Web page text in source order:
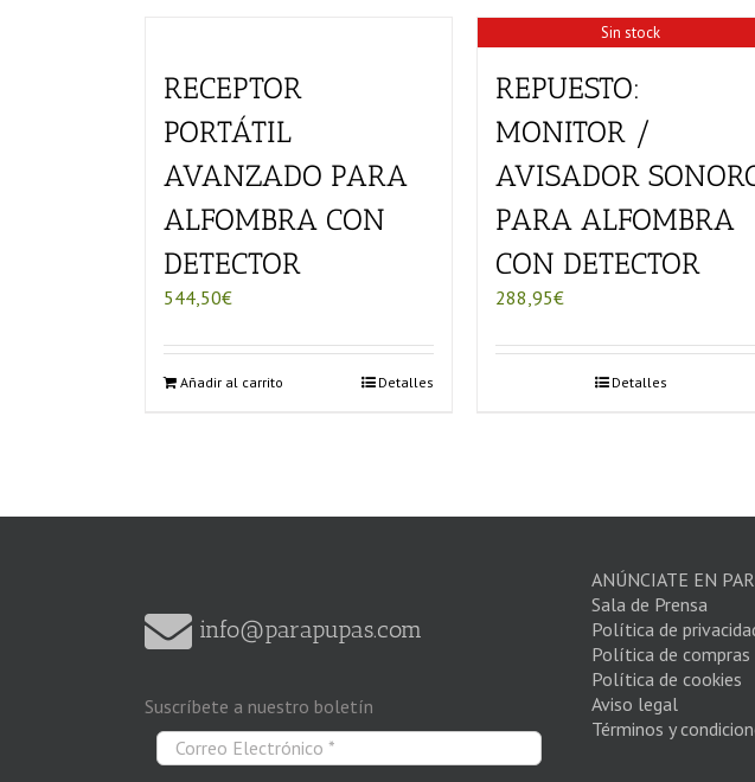
RECEPTOR
PORTÁTIL
AVANZADO PARA
ALFOMBRA CON
DETECTOR
544,50€
Añadir al carrito Detalles
Sin stock
REPUESTO:
MONITOR /
AVISADOR
PARA ALFOMBRA
CON DETECTOR
288,95€
Detalles
info@parapupas.com
Suscríbete a nuestro boletín
ANÚNCIATE EN
Sala de Prensa
Política de
Política de compras
Política de cookies
Aviso legal
Términos y